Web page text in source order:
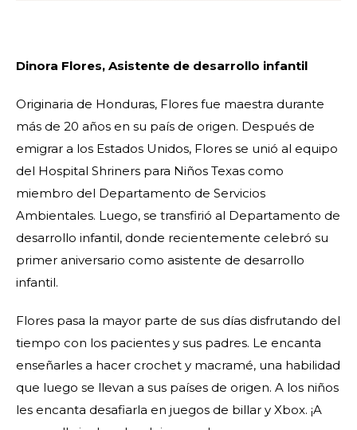
Dinora Flores, Asistente de desarrollo infantil
Originaria de Honduras, Flores fue maestra durante
más de 20 años en su país de origen. Después de
emigrar a los Estados Unidos, Flores se unió al equipo
del Hospital Shriners para Niños Texas como
miembro del Departamento de Servicios
Ambientales. Luego, se transfirió al Departamento de
desarrollo infantil, donde recientemente celebró su
primer aniversario como asistente de desarrollo
infantil.
Flores pasa la mayor parte de sus días disfrutando del
tiempo con los pacientes y sus padres. Le encanta
enseñarles a hacer crochet y macramé, una habilidad
que luego se llevan a sus países de origen. A los niños
les encanta desafiarla en juegos de billar y Xbox. ¡A